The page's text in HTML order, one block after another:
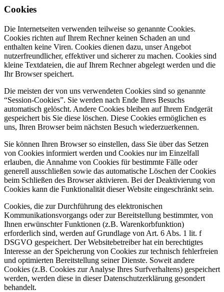
Cookies
Die Internetseiten verwenden teilweise so genannte Cookies.
Cookies richten auf Ihrem Rechner keinen Schaden an und
enthalten keine Viren. Cookies dienen dazu, unser Angebot
nutzerfreundlicher, effektiver und sicherer zu machen. Cookies sind
kleine Textdateien, die auf Ihrem Rechner abgelegt werden und die
Ihr Browser speichert.
Die meisten der von uns verwendeten Cookies sind so genannte
“Session-Cookies”. Sie werden nach Ende Ihres Besuchs
automatisch gelöscht. Andere Cookies bleiben auf Ihrem Endgerät
gespeichert bis Sie diese löschen. Diese Cookies ermöglichen es
uns, Ihren Browser beim nächsten Besuch wiederzuerkennen.
Sie können Ihren Browser so einstellen, dass Sie über das Setzen
von Cookies informiert werden und Cookies nur im Einzelfall
erlauben, die Annahme von Cookies für bestimmte Fälle oder
generell ausschließen sowie das automatische Löschen der Cookies
beim Schließen des Browser aktivieren. Bei der Deaktivierung von
Cookies kann die Funktionalität dieser Website eingeschränkt sein.
Cookies, die zur Durchführung des elektronischen
Kommunikationsvorgangs oder zur Bereitstellung bestimmter, von
Ihnen erwünschter Funktionen (z.B. Warenkorbfunktion)
erforderlich sind, werden auf Grundlage von Art. 6 Abs. 1 lit. f
DSGVO gespeichert. Der Websitebetreiber hat ein berechtigtes
Interesse an der Speicherung von Cookies zur technisch fehlerfreien
und optimierten Bereitstellung seiner Dienste. Soweit andere
Cookies (z.B. Cookies zur Analyse Ihres Surfverhaltens) gespeichert
werden, werden diese in dieser Datenschutzerklärung gesondert
behandelt.